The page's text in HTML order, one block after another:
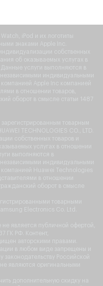
iPod и их логотипы
знаками Apple Inc.
собственных
об оказываемых услугах в
услуги выполняются в
индивидуальными
Apple Inc компанией
в отношении товаров,
оборот в смысле статьи 1487
товарным
TECHNOLOGIES CO., LTD.
собственных товаров и
услугах в отношении
выполняются в
индивидуальными
Huawei Technologies
в отношении
оборот в смысле
товарными
Electronics Co. Ltd.
является публичной офертой,
ГК РФ. Контент,
авторскими правами.
в любом виде запрещены и
Российской
являются оригинальными
дополнительную скидку на